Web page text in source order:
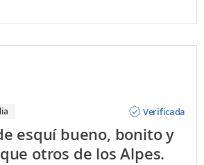
Verificada
esquí bueno, bonito y
otros de los Alpes.